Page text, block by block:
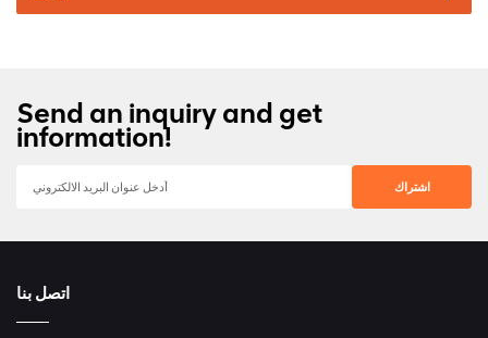
Send an inquiry and get
information!
اتصل بنا